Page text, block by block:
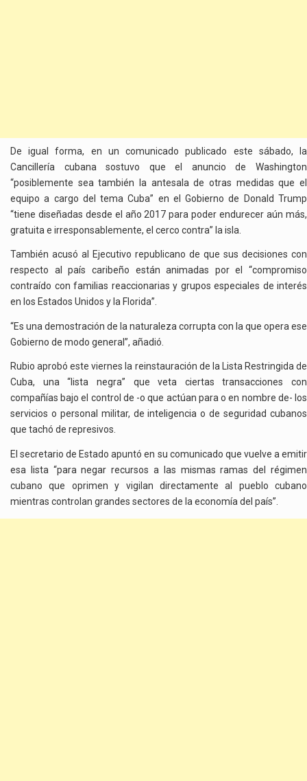
De igual forma, en un comunicado publicado este sábado, la
Cancillería cubana sostuvo que el anuncio de Washington
“posiblemente sea también la antesala de otras medidas que el
equipo a cargo del tema Cuba” en el Gobierno de Donald Trump
“tiene diseñadas desde el año 2017 para poder endurecer aún más,
gratuita e irresponsablemente, el cerco contra” la isla.
También acusó al Ejecutivo republicano de que sus decisiones con
respecto al país caribeño están animadas por el “compromiso
contraído con familias reaccionarias y grupos especiales de interés
en los Estados Unidos y la Florida”.
“Es una demostración de la naturaleza corrupta con la que opera ese
Gobierno de modo general”, añadió.
Rubio aprobó este viernes la reinstauración de la Lista Restringida de
Cuba, una “lista negra” que veta ciertas transacciones con
compañías bajo el control de -o que actúan para o en nombre de- los
servicios o personal militar, de inteligencia o de seguridad cubanos
que tachó de represivos.
El secretario de Estado apuntó en su comunicado que vuelve a emitir
esa lista “para negar recursos a las mismas ramas del régimen
cubano que oprimen y vigilan directamente al pueblo cubano
mientras controlan grandes sectores de la economía del país”.